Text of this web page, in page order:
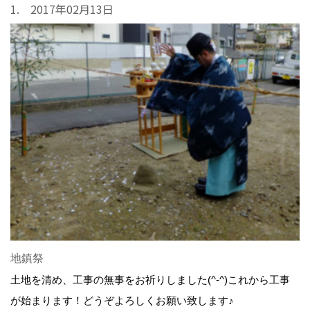
1. 2017年02月13日
地鎮祭
土地を清め、工事の無事をお祈りしました(^-^)これから工事
が始まります！どうぞよろしくお願い致します♪